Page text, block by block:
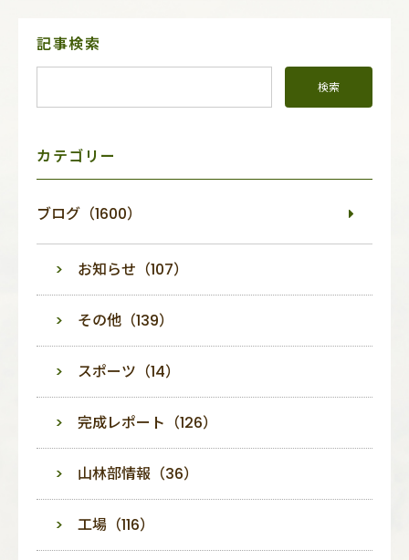
サ
ニ
記事検索
カテゴリー
ブログ（1600）
お知らせ（107）
その他（139）
スポーツ（14）
完成レポート（126）
山林部情報（36）
工場（116）